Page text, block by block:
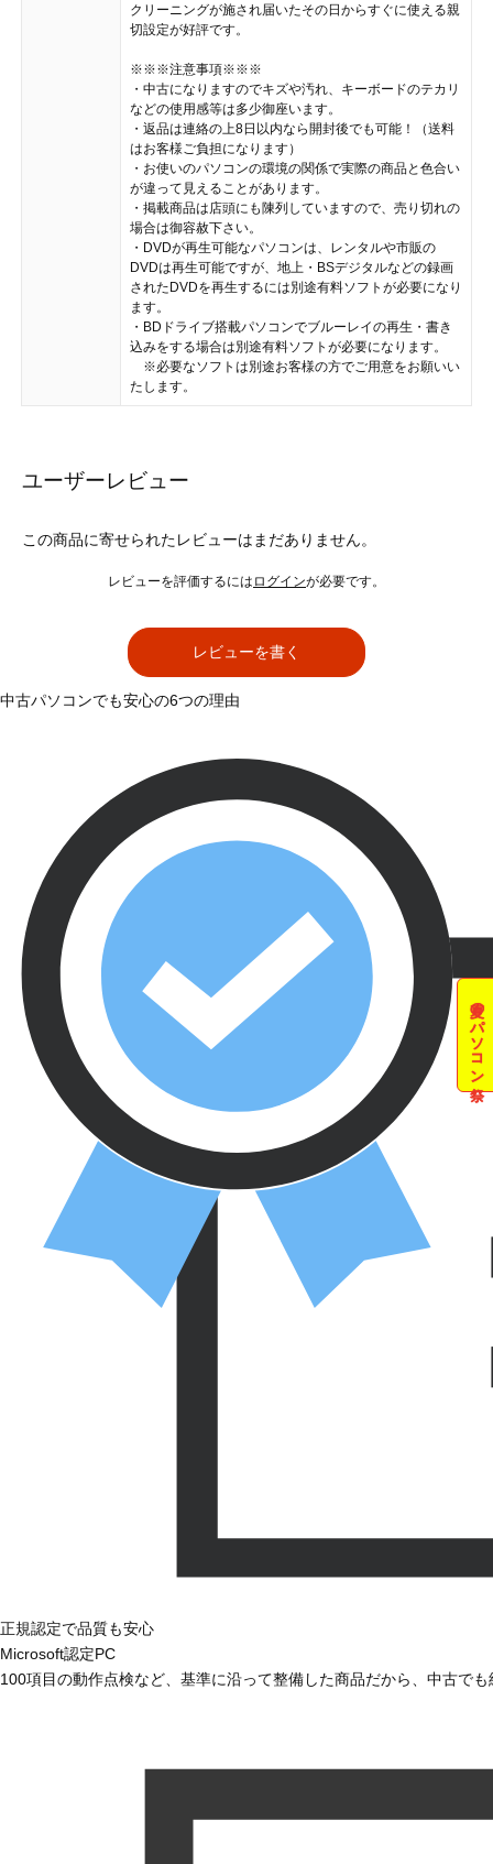
クリーニングが施され届いたその日からすぐに使える親
切設定が好評です。
※※※注意事項※※※
・中古になりますのでキズや汚れ、キーボードのテカリ
などの使用感等は多少御座います。
・返品は連絡の上8日以内なら開封後でも可能！（送料
はお客様ご負担になります）
・お使いのパソコンの環境の関係で実際の商品と色合い
が違って見えることがあります。
・掲載商品は店頭にも陳列していますので、売り切れの
場合は御容赦下さい。
・DVDが再生可能なパソコンは、レンタルや市販の
DVDは再生可能ですが、地上・BSデジタルなどの録画
されたDVDを再生するには別途有料ソフトが必要になり
ます。
・BDドライブ搭載パソコンでブルーレイの再生・書き
込みをする場合は別途有料ソフトが必要になります。
※必要なソフトは別途お客様の方でご用意をお願いい
たします。
ユーザーレビュー
この商品に寄せられたレビューはまだありません。
レビューを評価するには ログインが必要です。
レビューを書く
夏のパソコン祭
中古パソコンでも安心の6つの理由
正規認定で品質も安心
Microsoft認定PC
100項目の動作点検など、基準に沿って整備した商品だから、中古で